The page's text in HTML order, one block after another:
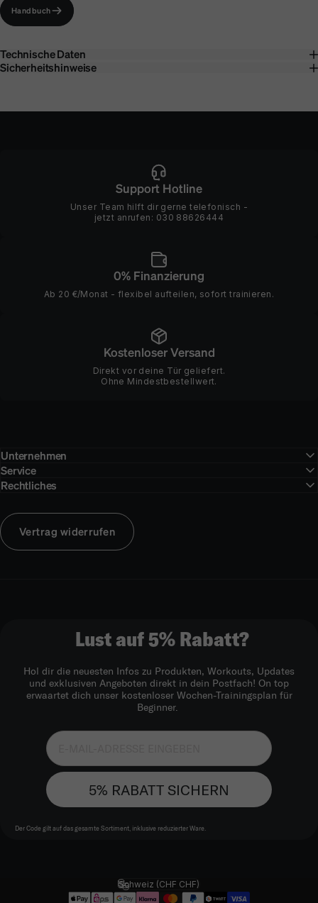
Handbuch
Technische Daten
Sicherheitshinweise
Support Hotline
Unser Team hilft dir gerne telefonisch -
jetzt anrufen: 030 88626444
0% Finanzierung
Ab 20 €/Monat - flexibel aufteilen, sofort trainieren.
Kostenloser Versand
Direkt vor deine Tür geliefert.
Ohne Mindestbestellwert.
Unternehmen
Service
Rechtliches
Vertrag widerrufen
Lust auf 5% Rabatt?
Hol dir die neuesten Infos zu Produkten, Workouts, Updates
und exklusiven Angeboten direkt in dein Postfach! On top
erwaartet dich unser kostenloser Wochen-Trainingsplan für
Beginner.
5% RABATT SICHERN
Der Code gilt auf das gesamte Sortiment, inklusive reduzierter Ware.
Land/Region
Schweiz (CHF CHF)